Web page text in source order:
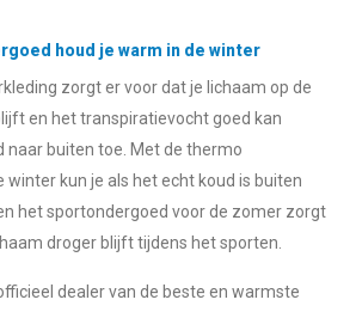
houd je warm in de winter
zorgt er voor dat je lichaam op de
en het transpiratievocht goed kan
naar buiten toe. Met de thermo
winter kun je als het echt koud is buiten
het sportondergoed voor de zomer zorgt
droger blijft tijdens het sporten.
dealer van de beste en warmste